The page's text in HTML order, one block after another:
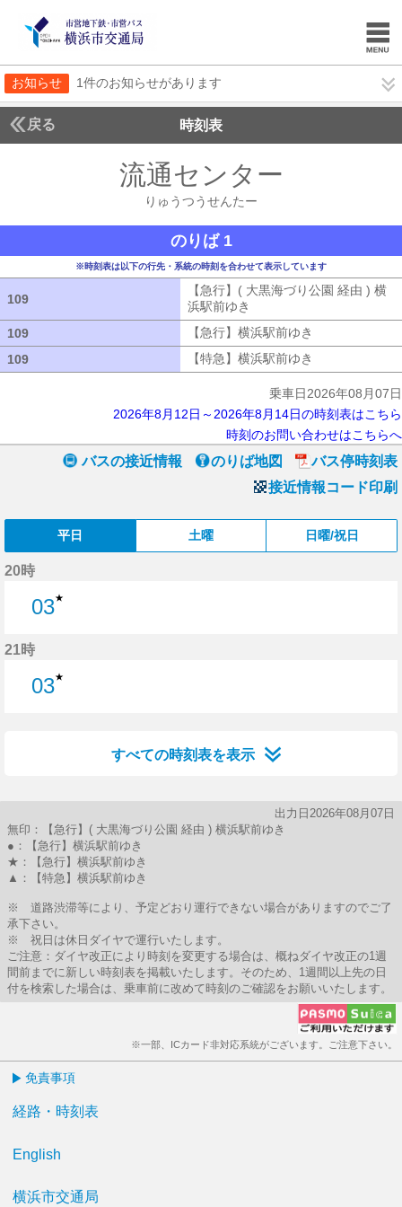
お知らせ 1件のお知らせがあります
戻る 時刻表
流通センター
りゅうつうせんたー
のりば 1
※時刻表は以下の行先・系統の時刻を合わせて表示しています
109
【急行】( 大黒海づり公園 経由 ) 横
浜駅前ゆき
109
【急行】横浜駅前ゆき
109
【特急】横浜駅前ゆき
乗車日2026年08月07日
2026年8月12日～2026年8月14日の時刻表はこちら
時刻のお問い合わせはこちらへ
バスの接近情報 のりば地図
バス停時刻表
接近情報コード印刷
平日 土曜 日曜/祝日
20時
03★
21時
03★
すべての時刻表を表示
出力日2026年08月07日
無印：【急行】( 大黒海づり公園 経由 ) 横浜駅前ゆき
●：【急行】横浜駅前ゆき
★：【急行】横浜駅前ゆき
▲：【特急】横浜駅前ゆき
※ 道路渋滞等により、予定どおり運行できない場合がありますのでご了
承下さい。
※ 祝日は休日ダイヤで運行いたします。
ご注意：ダイヤ改正により時刻を変更する場合は、概ねダイヤ改正の1週
間前までに新しい時刻表を掲載いたします。そのため、1週間以上先の日
付を検索した場合は、乗車前に改めて時刻のご確認をお願いいたします。
※一部、ICカード非対応系統がございます。ご注意下さい。
免責事項
経路・時刻表
English
横浜市交通局